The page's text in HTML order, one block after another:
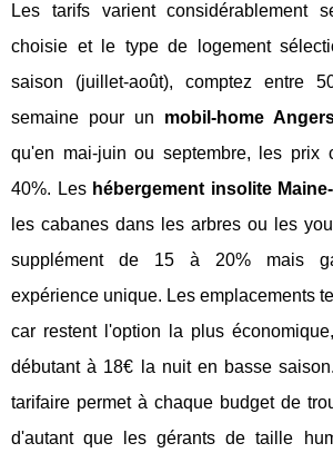
Les tarifs varient considérablement
choisie et le type de logement
saison (juillet-août), comptez entre
semaine pour un mobil-home
qu'en mai-juin ou septembre, les prix
40%. Les hébergement insolite
les cabanes dans les arbres ou les
supplément de 15 à 20% mais
expérience unique. Les emplacements
car restent l'option la plus
débutant à 18€ la nuit en basse
tarifaire permet à chaque budget de
d'autant que les gérants de taille